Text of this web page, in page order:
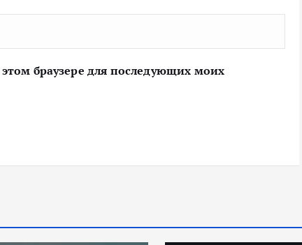
браузере для последующих моих